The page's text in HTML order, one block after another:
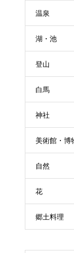
温泉
湖・池
登山
白馬
神社
美術館・博
自然
花
郷土料理